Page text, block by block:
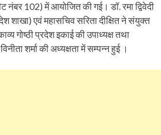
नंबर 102) में आयोजित की गई। डॉ. रमा द्विवेदी
शाखा) एवं महासचिव सरिता दीक्षित ने संयुक्त
गोष्ठी प्रदेश इकाई की उपाध्यक्ष तथा
शर्मा की अध्यक्षता में सम्पन्न हुई ।